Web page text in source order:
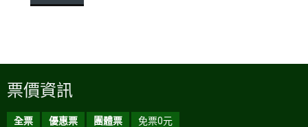
票價資訊
全票 優惠票 團體票
免票0元